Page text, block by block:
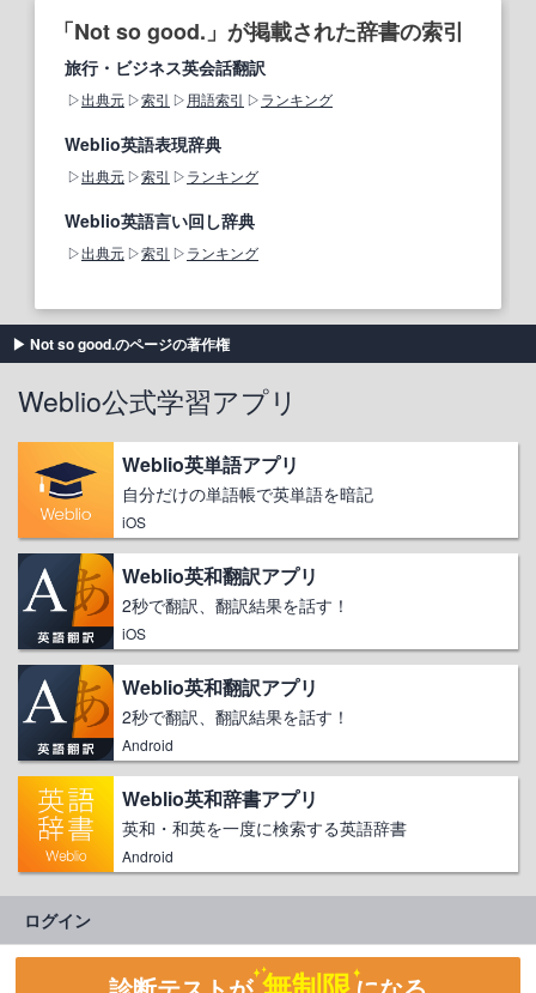
「Not so good.」が掲載された辞書の索引
旅行・ビジネス英会話翻訳
出典元 索引 用語索引 ランキング
Weblio英語表現辞典
出典元 索引 ランキング
Weblio英語言い回し辞典
出典元 索引 ランキング
Not so good.のページの著作権
Weblio公式学習アプリ
Weblio英単語アプリ
自分だけの単語帳で英単語を暗記
iOS
Weblio英和翻訳アプリ
2秒で翻訳、翻訳結果を話す！
iOS
Weblio英和翻訳アプリ
2秒で翻訳、翻訳結果を話す！
Android
Weblio英和辞書アプリ
英和・和英を一度に検索する英語辞書
Android
ログイン